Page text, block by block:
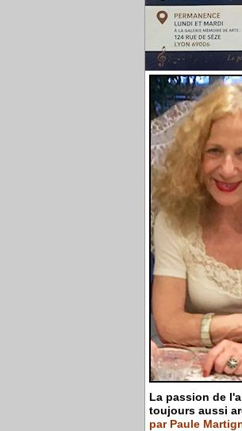
La passion de
toujours aussi
par Paule